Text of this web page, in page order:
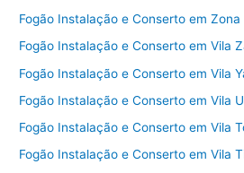
Fogão Instalação e Conserto em Zona
Fogão Instalação e Conserto em Vila
Fogão Instalação e Conserto em Vila
Fogão Instalação e Conserto em Vila
Fogão Instalação e Conserto em Vila
Fogão Instalação e Conserto em Vila